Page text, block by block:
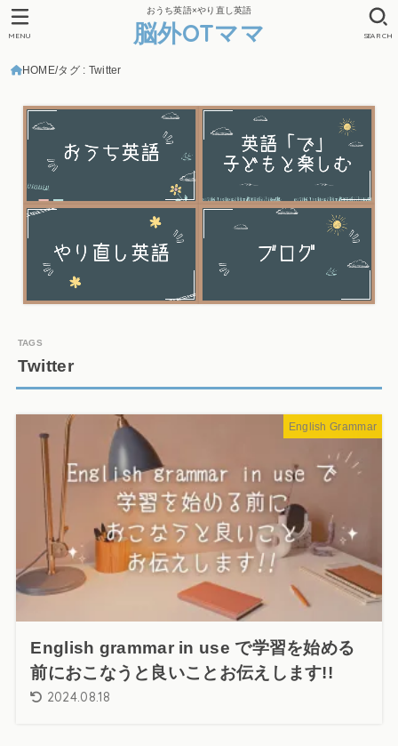
おうち英語×やり直し英語
脳外OTママ SEARCH
MENU
HOME タグ : Twitter
Twitter
English Grammar
English grammar in use で学習を始める
前におこなうと良いことお伝えします!!
2024.08.18